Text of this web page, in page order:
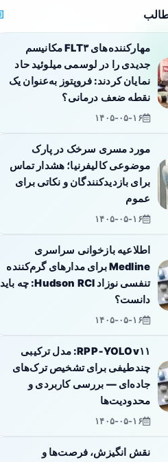
مهارکننده‌های FLT۳ مکانیسم
جدیدی را در لوسمی میلوئید حاد
نمایان کردند: فروپتوز به‌عنوان یک
نقطه ضعف درمانی؟
۱۴۰۵-۰۵-۱۶
مورد مسری سرخک در پارک
موضوعی کالیفرنیا؛ هشدار تماس
برای بازدیدکنندگان و نکاتی برای
عموم
۱۴۰۵-۰۵-۱۶
اطلاعیه بازخوانی سراسری
Medline برای مدارهای گرم‌کننده
تنفسی نوزاد Hudson RCI: چه باید
دانست؟
۱۴۰۵-۰۵-۱۶
RPP‑YOLOv۱۱: مدل ترکیبی
چندطیفی برای تشخیص ترک‌های
جاده‌ای — بررسی کاربردی و
محدودیت‌ها
۱۴۰۵-۰۵-۱۶
نقش انگیزش، فرصت‌ها و